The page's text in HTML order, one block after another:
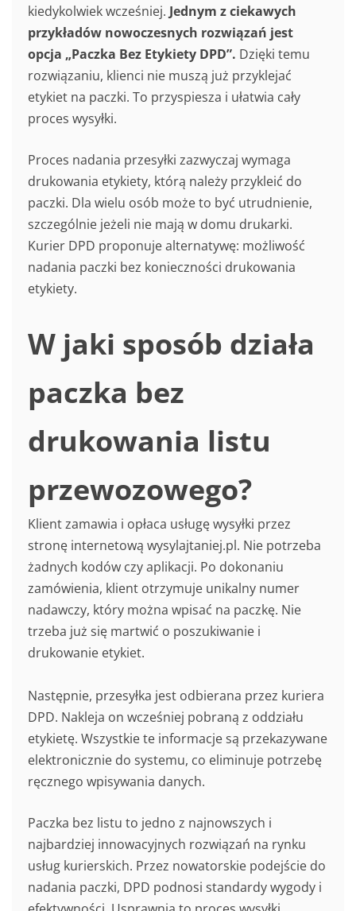
kiedykolwiek wcześniej. Jednym z ciekawych
przykładów nowoczesnych rozwiązań jest
opcja „Paczka Bez Etykiety DPD”. Dzięki temu
rozwiązaniu, klienci nie muszą już przyklejać
etykiet na paczki. To przyspiesza i ułatwia cały
proces wysyłki.
Proces nadania przesyłki zazwyczaj wymaga
drukowania etykiety, którą należy przykleić do
paczki. Dla wielu osób może to być utrudnienie,
szczególnie jeżeli nie mają w domu drukarki.
Kurier DPD proponuje alternatywę: możliwość
nadania paczki bez konieczności drukowania
etykiety.
W jaki sposób działa
paczka bez
drukowania listu
przewozowego?
Klient zamawia i opłaca usługę wysyłki przez
stronę internetową wysylajtaniej.pl. Nie potrzeba
żadnych kodów czy aplikacji. Po dokonaniu
zamówienia, klient otrzymuje unikalny numer
nadawczy, który można wpisać na paczkę. Nie
trzeba już się martwić o poszukiwanie i
drukowanie etykiet.
Następnie, przesyłka jest odbierana przez kuriera
DPD. Nakleja on wcześniej pobraną z oddziału
etykietę. Wszystkie te informacje są przekazywane
elektronicznie do systemu, co eliminuje potrzebę
ręcznego wpisywania danych.
Paczka bez listu to jedno z najnowszych i
najbardziej innowacyjnych rozwiązań na rynku
usług kurierskich. Przez nowatorskie podejście do
nadania paczki, DPD podnosi standardy wygody i